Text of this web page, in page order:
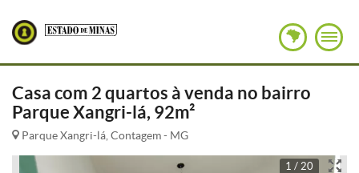
Casa com 2 quartos à venda no bairro
Parque Xangri-lá, 92m²
Parque Xangri-lá, Contagem - MG
1 / 20